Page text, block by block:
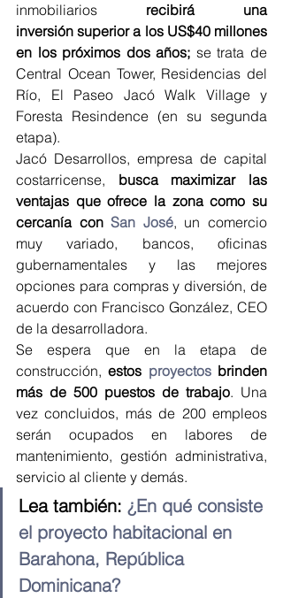
inmobiliarios recibirá una
inversión superior a los US$40 millones
en los próximos dos años; se trata de
Central Ocean Tower, Residencias del
Río, El Paseo Jacó Walk Village y
Foresta Resindence (en su segunda
etapa).
Jacó Desarrollos, empresa de capital
costarricense, busca maximizar las
ventajas que ofrece la zona como su
cercanía con San José, un comercio
muy variado, bancos, oficinas
gubernamentales y las mejores
opciones para compras y diversión, de
acuerdo con Francisco González, CEO
de la desarrolladora.
Se espera que en la etapa de
construcción, estos proyectos brinden
más de 500 puestos de trabajo. Una
vez concluidos, más de 200 empleos
serán ocupados en labores de
mantenimiento, gestión administrativa,
servicio al cliente y demás.
Lea también: ¿En qué consiste
el proyecto habitacional en
Barahona, República
Dominicana?